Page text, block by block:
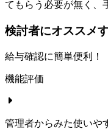
てもらう必要が無く、
検討者にオススメ
給与確認に簡単便利！
機能評価
管理者からみた使いや